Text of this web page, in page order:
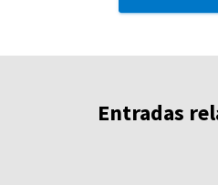
Entradas